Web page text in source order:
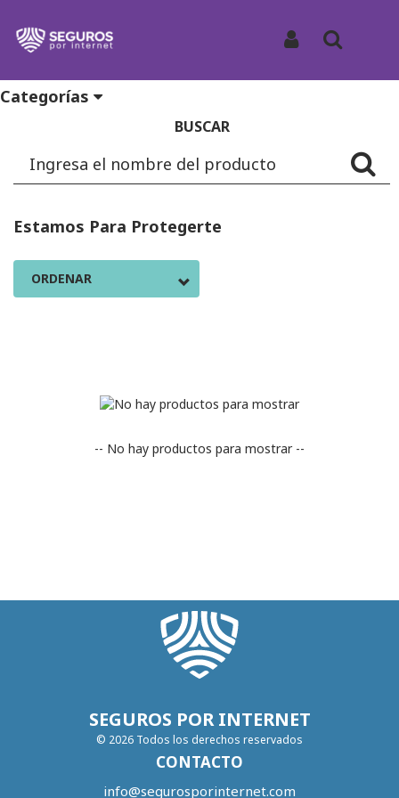
Categorías
Asistencia para mascotas
BUSCAR
Estamos Para Protegerte
ORDENAR
-- No hay productos para mostrar --
SEGUROS POR INTERNET
© 2026 Todos los derechos reservados
CONTACTO
info@segurosporinternet.com